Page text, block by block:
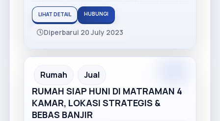
LIHAT DETAIL HUBUNGI
Diperbarui 20 July 2023
Recommended
Rumah Jual
RUMAH SIAP HUNI DI MATRAMAN 4
KAMAR, LOKASI STRATEGIS &
BEBAS BANJIR